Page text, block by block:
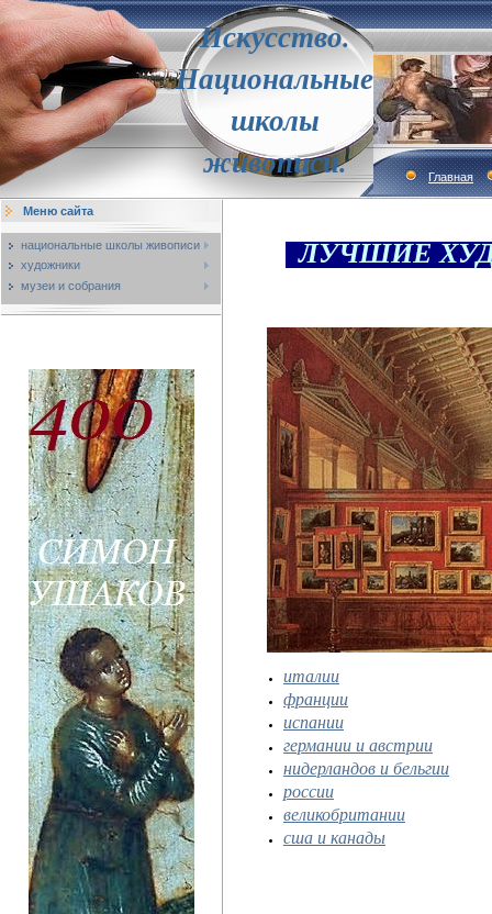
Искусство.
Национальные
школы
живописи.
Главная
Меню сайта
национальные школы живописи
художники
музеи и собрания
ЛУЧШИЕ
италии
франции
испании
германии и австрии
нидерландов и бельгии
россии
великобритании
сша и канады